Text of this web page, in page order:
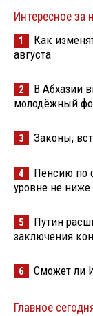
Интересное за
1
Как
августа
2
В Абхазии
молодёжный
3 Законы,
4
Пенсию по
уровне не ниже
5
Путин
заключения
6 Сможет ли
Главное